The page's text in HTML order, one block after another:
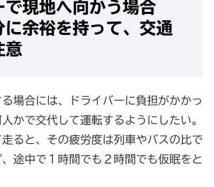
で現地へ向かう場合
に余裕を持って、交通
意
場合には、ドライバーに負担がかかっ
かで交代して運転するようにしたい。
ると、その疲労度は列車やバスの比で
途中で１時間でも２時間でも仮眠をと